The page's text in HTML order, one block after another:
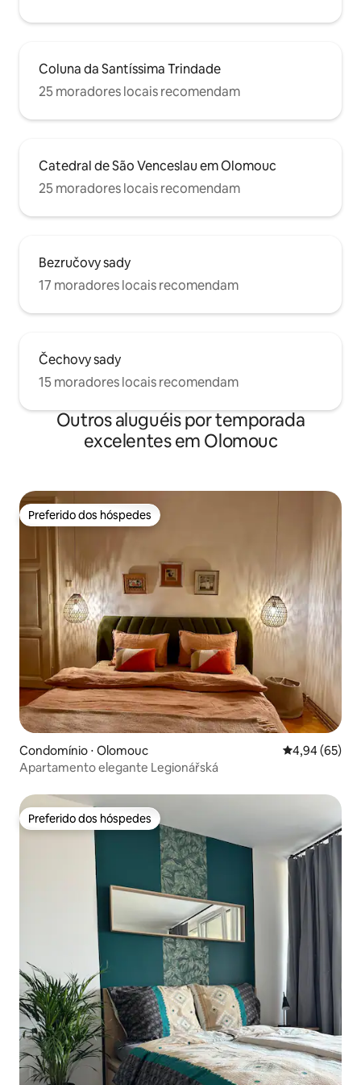
Coluna da Santíssima Trindade
25 moradores locais recomendam
Catedral de São Venceslau em Olomouc
25 moradores locais recomendam
Bezručovy sady
17 moradores locais recomendam
Čechovy sady
15 moradores locais recomendam
Outros aluguéis por temporada
excelentes em Olomouc
Preferido dos hóspedes
Preferido dos hóspedes
Condomínio ⋅ Olomouc 4,94 de uma
4,94 (65)
Apartamento elegante Legionářská
Preferido dos hóspedes
Preferido dos hóspedes